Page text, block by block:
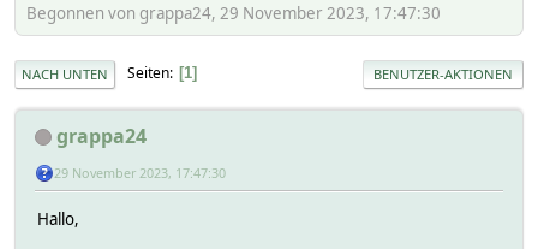
Begonnen von grappa24, 29 November 2023, 17:47:30
NACH UNTEN Seiten 1 BENUTZER-AKTIONEN
grappa24
29 November 2023, 17:47:30
Hallo,